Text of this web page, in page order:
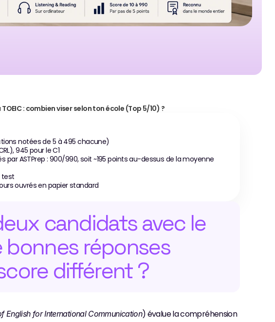
TOEIC : combien viser selon ton école (Top 5/10) ?
notées de 5 à 495 chacune)
945 pour le C1
par ASTPrep : 900/990, soit ~195 points au-dessus de la moyenne
test
ouvrés en papier standard
candidats avec le
réponses
différent ?
English for International Communication) évalue la compréhension